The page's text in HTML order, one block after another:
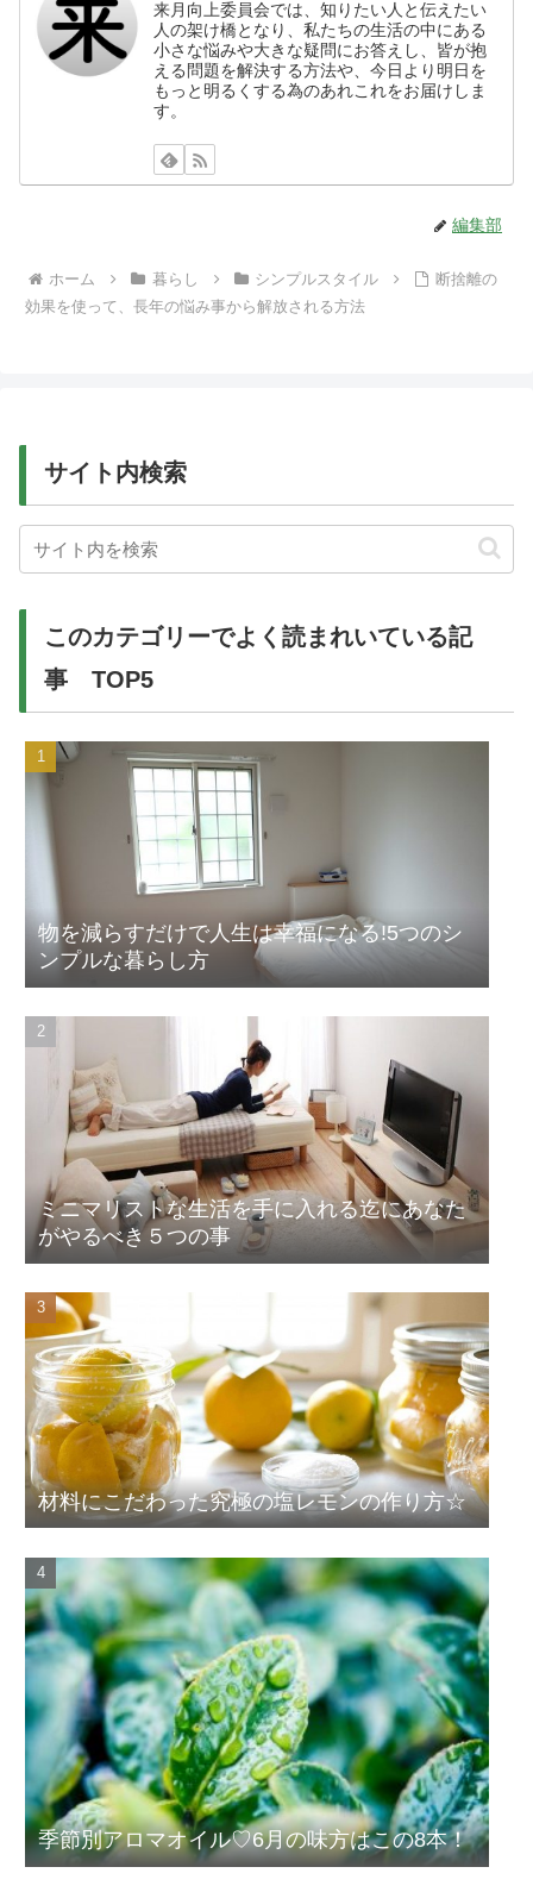
来月向上委員会では、知りたい人と伝えたい
人の架け橋となり、私たちの生活の中にある
小さな悩みや大きな疑問にお答えし、皆が抱
える問題を解決する方法や、今日より明日を
もっと明るくする為のあれこれをお届けしま
す。
編集部
ホーム 暮らし シンプルスタイル
断捨離の
効果を使って、長年の悩み事から解放される方法
サイト内検索
このカテゴリーでよく読まれいている記
事 TOP5
物を減らすだけで人生は幸福になる!5つのシ
ンプルな暮らし方
ミニマリストな生活を手に入れる迄にあなた
がやるべき５つの事
材料にこだわった究極の塩レモンの作り方☆
季節別アロマオイル♡6月の味方はこの8本！